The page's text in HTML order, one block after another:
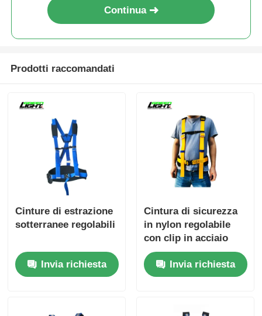
Continua
Prodotti raccomandati
Cinture di estrazione
sotterranee regolabili
Invia richiesta
Cintura di sicurezza
in nylon regolabile
con clip in acciaio
inossidabile per
minatori di carbone
sotterranei e attrezzi
Invia richiesta